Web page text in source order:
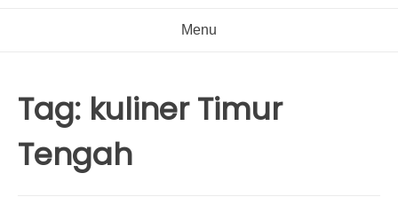
Menu
Tag: kuliner Timur
Tengah